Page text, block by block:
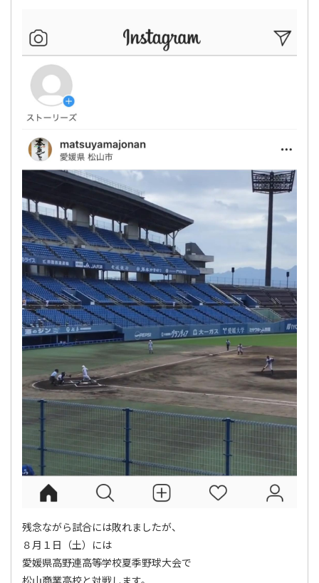
残念ながら試合には敗れましたが、
８月１日（土）には
愛媛県高野連高等学校夏季野球大会で
松山商業高校と対戦します。